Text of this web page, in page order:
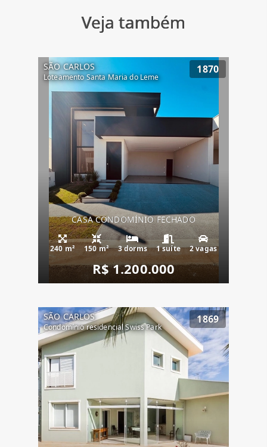
Veja também
SÃO CARLOS
Loteamento Santa Maria do Leme
1870
CASA CONDOMÍNIO FECHADO
240 m² 150 m² 3 dorms 1 suíte 2 vagas
R$ 1.200.000
SÃO CARLOS
Condomínio residencial Swiss Park
1869